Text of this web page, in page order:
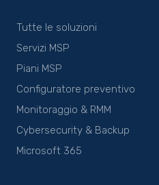
Tutte le soluzioni
Servizi MSP
Piani MSP
Configuratore preventivo
Monitoraggio & RMM
Cybersecurity & Backup
Microsoft 365